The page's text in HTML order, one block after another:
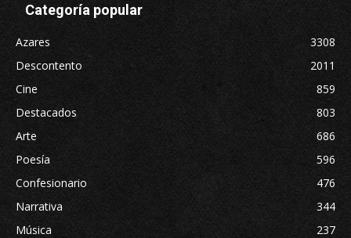
Categoría popular
Azares
3308
Descontento
2011
Cine
859
Destacados
803
Arte
686
Poesía
596
Confesionario
476
Narrativa
344
Música
237